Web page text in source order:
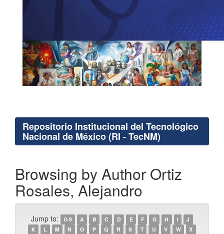
Repositorio Institucional del Tecnológico
Nacional de México (RI - TecNM)
Browsing by Author Ortiz
Rosales, Alejandro
Jump to: 0-9 A B C D E F G H I
J
K
L M N O P Q R S T U V W
X